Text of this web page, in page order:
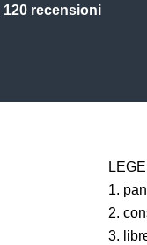
120 recensioni